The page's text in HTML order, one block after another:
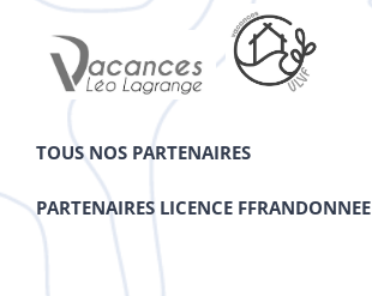
TOUS NOS PARTENAIRES
PARTENAIRES LICENCE FFRANDONNEE